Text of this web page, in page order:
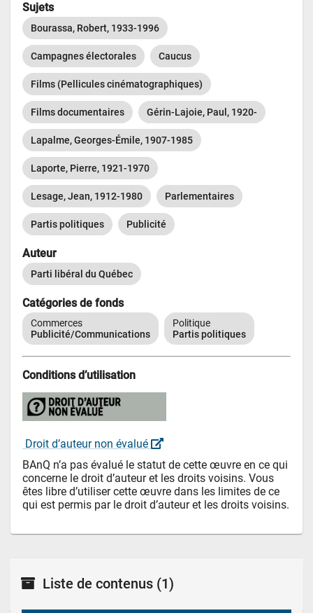
Sujets
Bourassa, Robert, 1933-1996
Campagnes électorales Caucus
Films (Pellicules cinématographiques)
Films documentaires Gérin-Lajoie, Paul, 1920-
Lapalme, Georges-Émile, 1907-1985
Laporte, Pierre, 1921-1970
Lesage, Jean, 1912-1980 Parlementaires
Partis politiques Publicité
Auteur
Parti libéral du Québec
Catégories de fonds
Commerces
Publicité/Communications
Politique
Partis politiques
Conditions d’utilisation
Droit d’auteur non évalué
BAnQ n’a pas évalué le statut de cette œuvre en ce qui
concerne le droit d’auteur et les droits voisins. Vous
êtes libre d’utiliser cette œuvre dans les limites de ce
qui est permis par le droit d’auteur et les droits voisins.
Liste de contenus (1)